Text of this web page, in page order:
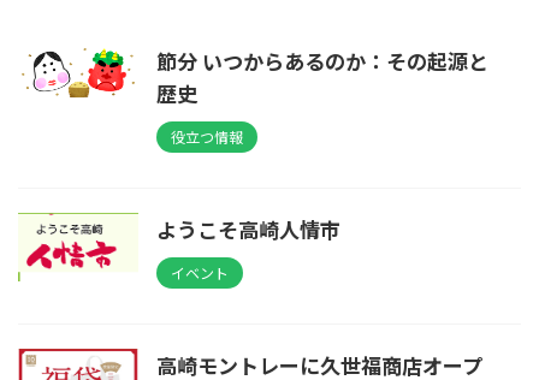
節分 いつからあるのか：その起源と
歴史
役立つ情報
ようこそ高崎人情市
イベント
高崎モントレーに久世福商店オープ